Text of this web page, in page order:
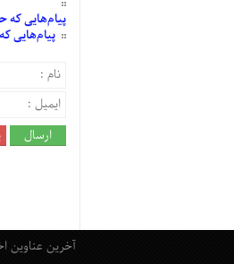
پیام‌هاییکه
پیام‌هایی
آخرین عناوین